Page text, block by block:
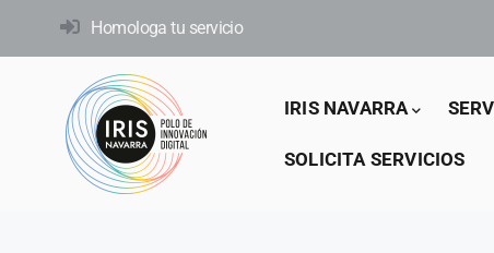
principal
Homologa tu servicio
Main
IRIS NAVARRA
SOLICITA SERVICIOS